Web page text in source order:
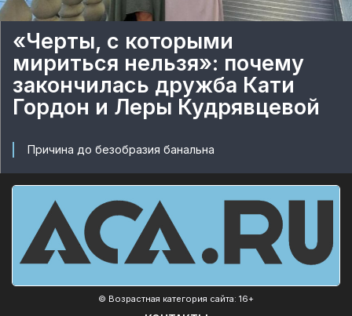
«Черты, с которыми
мириться нельзя»: почему
закончилась дружба Кати
Гордон и Леры Кудрявцевой
Причина до безобразия банальна
© Возрастная категория сайта: 16+